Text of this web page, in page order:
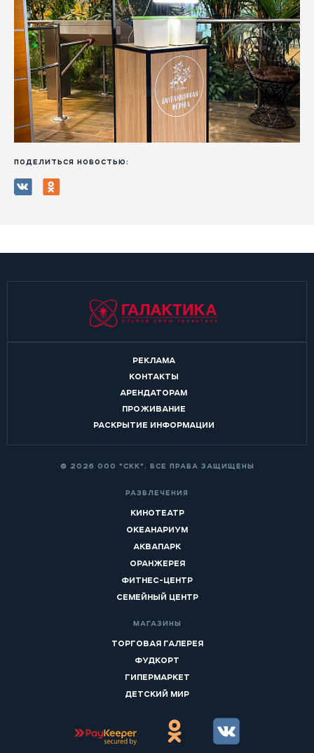
ПОДЕЛИТЬСЯ НОВОСТЬЮ:
РЕКЛАМА
КОНТАКТЫ
АРЕНДАТОРАМ
ПРОЖИВАНИЕ
РАСКРЫТИЕ ИНФОРМАЦИИ
© 2026 ООО "СКК". ВСЕ ПРАВА ЗАЩИЩЕНЫ
РАЗВЛЕЧЕНИЯ
КИНОТЕАТР
ОКЕАНАРИУМ
АКВАПАРК
ОРАНЖЕРЕЯ
ФИТНЕС-ЦЕНТР
СЕМЕЙНЫЙ ЦЕНТР
МАГАЗИНЫ
ТОРГОВАЯ ГАЛЕРЕЯ
ФУДКОРТ
ГИПЕРМАРКЕТ
ДЕТСКИЙ МИР